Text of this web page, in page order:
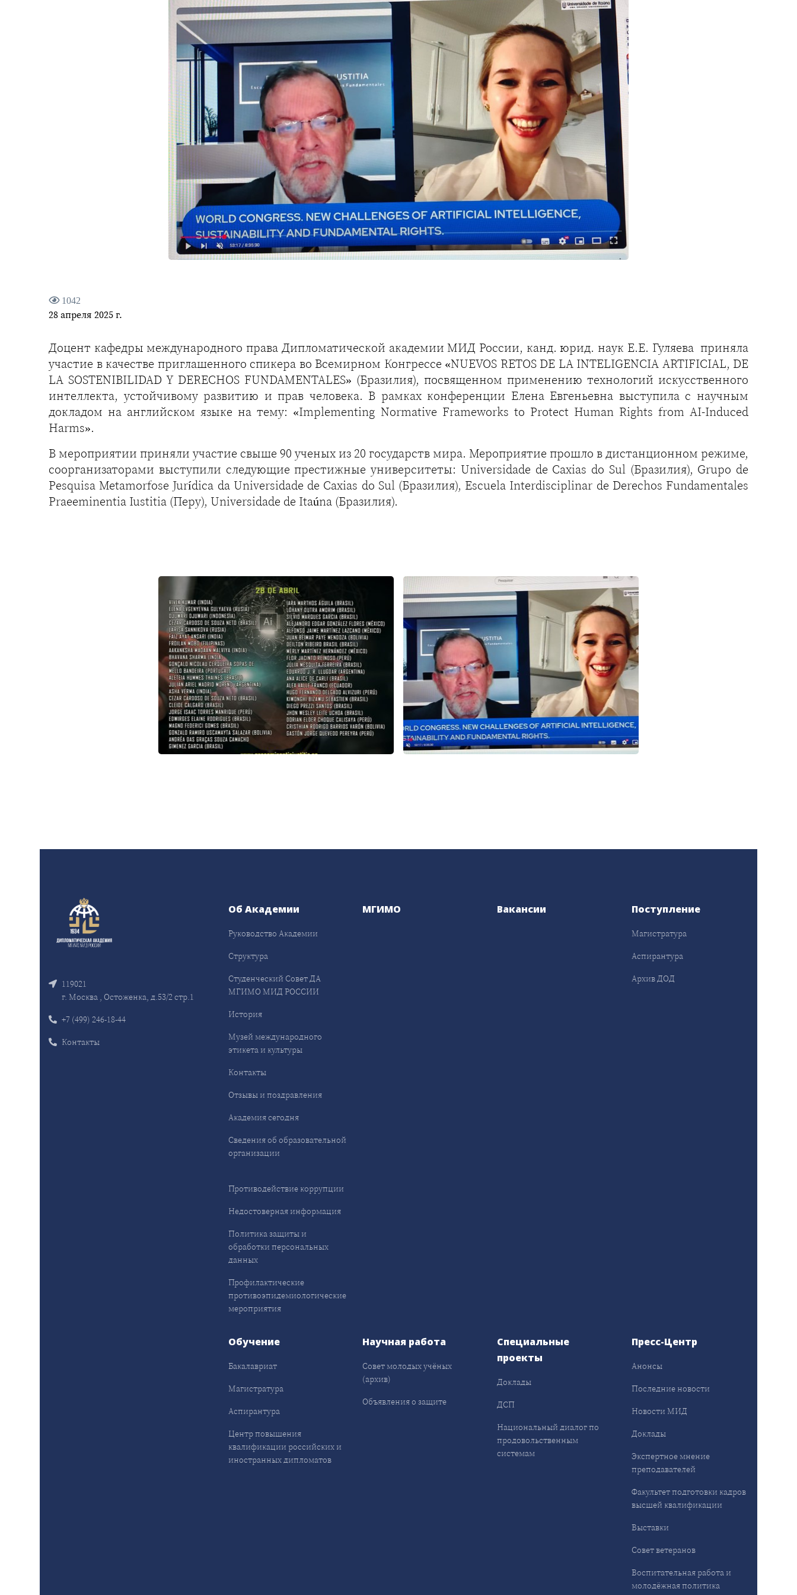
1042
28 апреля 2025 г.
Доцент кафедры международного права Дипломатической академии МИД России, канд. юрид. наук Е.Е. Гуляева приняла
участие в качестве приглашенного спикера во Всемирном Конгрессе «NUEVOS RETOS DE LA INTELIGENCIA ARTIFICIAL, DE
LA SOSTENIBILIDAD Y DERECHOS FUNDAMENTALES» (Бразилия), посвященном применению технологий искусственного
интеллекта, устойчивому развитию и прав человека. В рамках конференции Елена Евгеньевна выступила с научным
докладом на английском языке на тему: «Implementing Normative Frameworks to Protect Human Rights from AI-Induced
Harms».
В мероприятии приняли участие свыше 90 ученых из 20 государств мира. Мероприятие прошло в дистанционном режиме,
соорганизаторами выступили следующие престижные университеты: Universidade de Caxias do Sul (Бразилия), Grupo de
Pesquisa Metamorfose Jurídica da Universidade de Caxias do Sul (Бразилия), Escuela Interdisciplinar de Derechos Fundamentales
Praeeminentia Iustitia (Перу), Universidade de Itaúna (Бразилия).
119021
г. Москва , Остоженка, д.53/2 стр.1
+7 (499) 246-18-44
Контакты
Об Академии
Руководство Академии
Структура
Студенческий Совет ДА
МГИМО МИД РОССИИ
История
Музей международного
этикета и культуры
Контакты
Отзывы и поздравления
Академия сегодня
Сведения об образовательной
организации
Противодействие коррупции
Недостоверная информация
Политика защиты и
обработки персональных
данных
Профилактические
противоэпидемиологические
мероприятия
МГИМО Вакансии Поступление
Магистратура
Аспирантура
Архив ДОД
Обучение
Бакалавриат
Магистратура
Аспирантура
Центр повышения
квалификации российских и
иностранных дипломатов
Научная работа
Совет молодых учёных
(архив)
Объявления о защите
Специальные
проекты
Доклады
ДСП
Национальный диалог по
продовольственным
системам
Пресс-Центр
Анонсы
Последние новости
Новости МИД
Доклады
Экспертное мнение
преподавателей
Факультет подготовки кадров
высшей квалификации
Выставки
Совет ветеранов
Воспитательная работа и
молодёжная политика